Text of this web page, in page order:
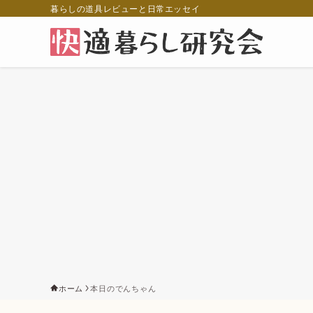
暮らしの道具レビューと日常エッセイ
ホーム 本日のでんちゃん